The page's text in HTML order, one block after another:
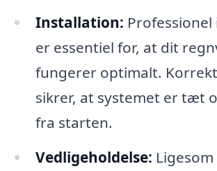
Installation:
er essentiel for, at dit
fungerer optimalt.
sikrer, at systemet er tæt
fra starten.
Vedligeholdelse: